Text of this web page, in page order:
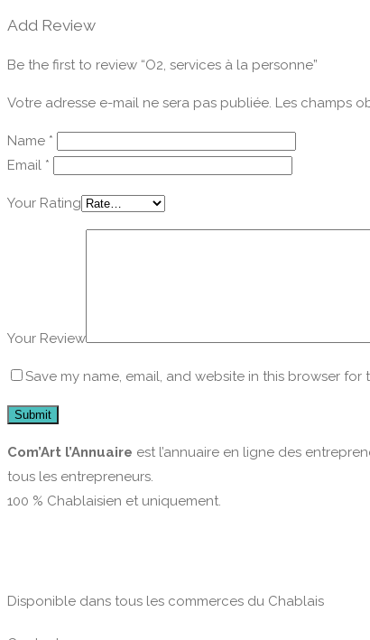
Add Review
Be the first to review “O2, services à la personne”
Votre adresse e-mail ne sera pas publiée. Les champs
Name *
Email *
Your Rating
Your Review
Save my name, email, and website in this browser for
Com’Art l’Annuaire est l’annuaire en ligne des
tous les entrepreneurs.
100 % Chablaisien et uniquement.
Disponible dans tous les commerces du Chablais